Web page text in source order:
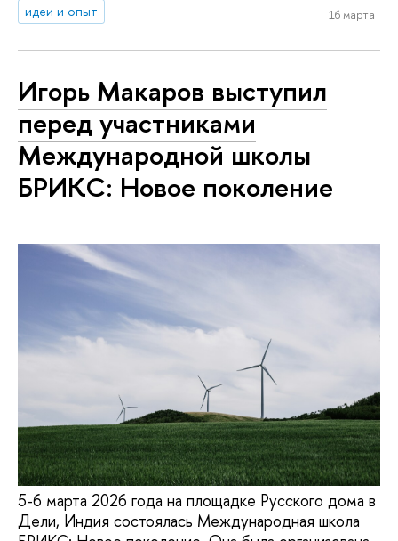
идеи и опыт
16 марта
Игорь Макаров выступил
перед участниками
Международной школы
БРИКС: Новое поколение
5-6 марта 2026 года на площадке Русского дома в
Дели, Индия состоялась Международная школа